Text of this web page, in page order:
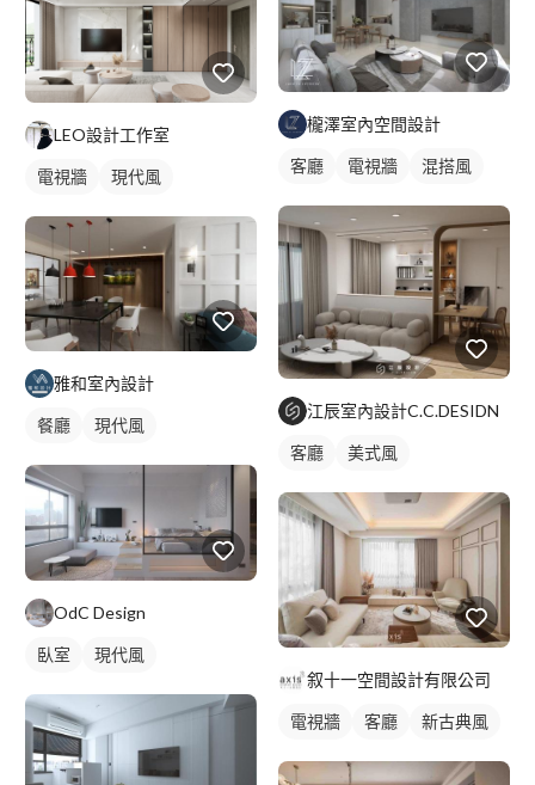
LEO設計工作室
電視牆 現代風
雅和室內設計
餐廳 現代風
OdC Design
臥室 現代風
櫳澤室內空間設計
客廳 電視牆 混搭風
江辰室內設計C.C.DESIDN
客廳 美式風
叙十一空間設計有限公司
電視牆 客廳 新古典風